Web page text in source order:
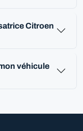
Citroen
véhicule